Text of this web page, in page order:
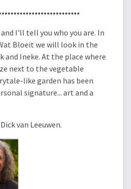
I'll tell you who you are. In
Bloeit we will look in the
and Ineke. At the place where
next to the vegetable
like garden has been
signature... art and a
van Leeuwen.